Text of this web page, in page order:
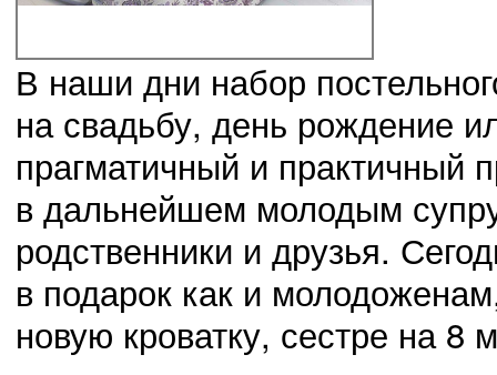
0
03.11.14
23:42:00
Сведения о проведении месячных мероприятий,
В наши дни набор
на свадьбу, день рождение
прагматичный и практичный
в дальнейшем молодым
родственники и друзья.
в подарок как и
новую кроватку, сестре на 8